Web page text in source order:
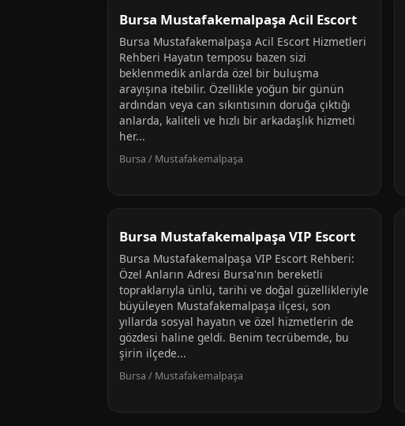
Bursa Mustafakemalpaşa Acil Escort
Bursa Mustafakemalpaşa Acil Escort Hizmetleri
Rehberi Hayatın temposu bazen sizi
beklenmedik anlarda özel bir buluşma
arayışına itebilir. Özellikle yoğun bir günün
ardından veya can sıkıntısının doruğa çıktığı
anlarda, kaliteli ve hızlı bir arkadaşlık hizmeti
her...
Bursa / Mustafakemalpaşa
Bursa Mustafakemalpaşa VIP Escort
Bursa Mustafakemalpaşa VIP Escort Rehberi:
Özel Anların Adresi Bursa'nın bereketli
topraklarıyla ünlü, tarihi ve doğal güzellikleriyle
büyüleyen Mustafakemalpaşa ilçesi, son
yıllarda sosyal hayatın ve özel hizmetlerin de
gözdesi haline geldi. Benim tecrübemde, bu
şirin ilçede...
Bursa / Mustafakemalpaşa